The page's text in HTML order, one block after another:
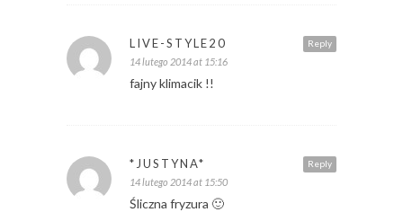
Reply
LIVE-STYLE20
14 lutego 2014 at 15:16
fajny klimacik !!
Reply
*JUSTYNA*
14 lutego 2014 at 15:50
Śliczna fryzura 🙂